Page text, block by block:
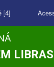
[4]